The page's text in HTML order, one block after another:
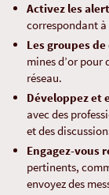
Activez les
correspondant à
Les groupes
mines d’or
réseau.
Développez et
avec des
et des
Engagez-vous
pertinents,
envoyez des